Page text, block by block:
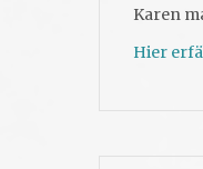
Karen
Hier